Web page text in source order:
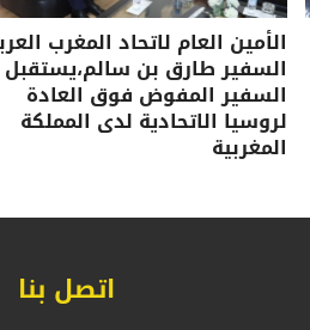
الأمين العام لاتحاد المغرب
السفير طارق بن سالم،يستقبل
السفير المفوض فوق العادة
لروسيا الاتحادية لدى المملكة
المغربية
اتصل بنا